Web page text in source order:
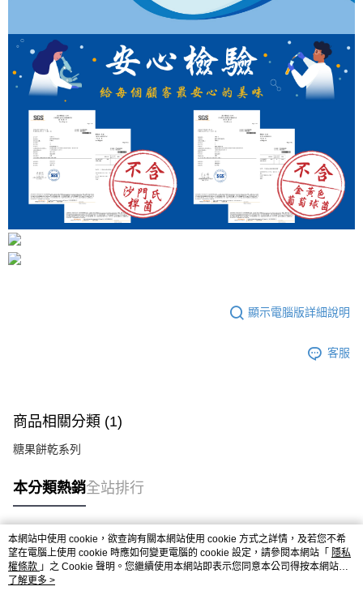
顯示電腦版詳細說明
客服
商品相關分類 (1)
糖果餅乾系列
本分類熱銷全站排行
熱門標籤
本網站中使用 cookie，欲查詢有關本網站使用 cookie 方式之詳情，及若您不希
望在電腦上使用 cookie 時應如何變更電腦的 cookie 設定，請參閱本網站「 隱私
權條款 」之 Cookie 聲明。您繼續使用本網站即表示您同意本公司得按本網站使
用條款之 Cookie 聲明使用 cookie。
了解更多 >